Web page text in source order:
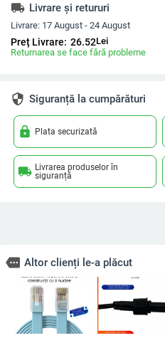
local_shipping Livrare și retururi
Livrare: 17 August - 24 August
Preț Livrare: 26.52Lei
Returnarea se face fără probleme
security Siguranță la cumpărături
lock Plata securizată
local_shipping Livrarea produselor în
siguranță
more Altor clienți le-a plăcut